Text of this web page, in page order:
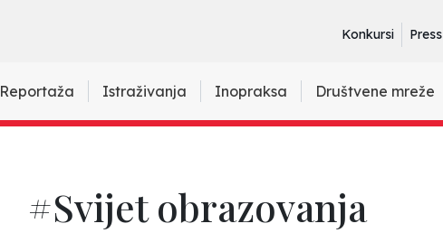
Konkursi Press
Reportaža Istraživanja Inopraksa Društvene mreže
#Svijet obrazovanja